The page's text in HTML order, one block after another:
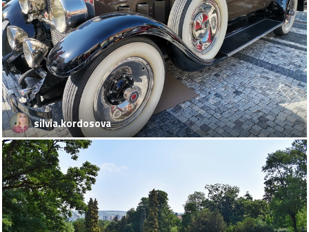
silvia.kordosova